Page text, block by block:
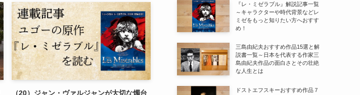
（20）ジャン・ヴァルジャンが大切な燭台
『レ・ミゼラブル』解説記事一覧
～キャラクターや時代背景などレ
ミゼをもっと知りたい方へおすす
め！
三島由紀夫おすすめ作品15選と解
説書一覧～日本を代表する作家三
島由紀夫作品の面白さとその壮絶
な人生とは
ドストエフスキーおすすめ作品７